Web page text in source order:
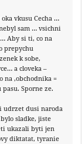
vkusu Cecha …
sam … vsichni
Aby si ti, co na
prepychu
k sobe,
a cloveka –
na ‚obchodnika =
Sporne ze.
udrzet dusi naroda
sladke, jiste
ukazali byti jen
diktatat, tyranie